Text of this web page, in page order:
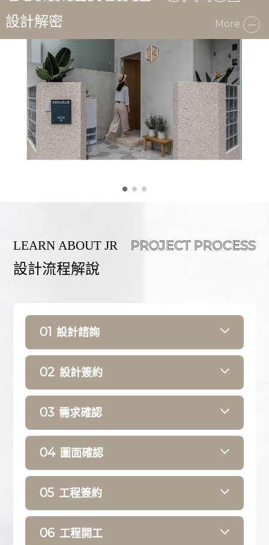
設計解密 More
設計流程解說
01 設計諮詢
了解需求、預算
場勘丈量
設計流程說明
02 設計簽約
平面圖
風格提案
設計簽約
申請使照圖
03 需求確認
3D效果圖
室内風格
材質設備挑選
討論定案
04 圖面確認
平面套圖
(水電、泥作、設備等)
立面圖套圖
(系統櫃、材質標示等)
05 工程簽約
工程報價定案
工程簽約
06 工程開工